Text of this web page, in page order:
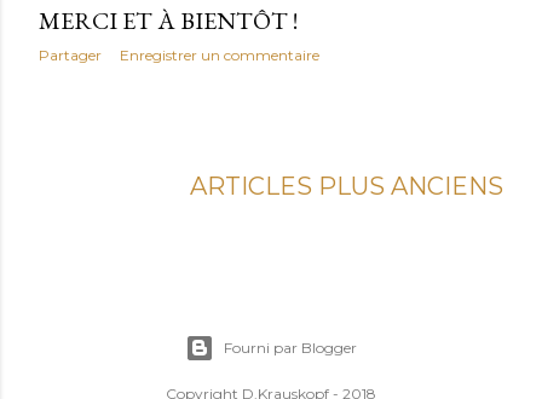
MERCI ET À BIENTÔT !
Partager Enregistrer un commentaire
ARTICLES PLUS ANCIENS
Fourni par Blogger
Copyright D.Krauskopf - 2018